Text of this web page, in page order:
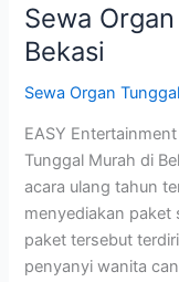
Sewa
Bekasi
Sewa Organ
EASY
Tunggal Murah di
acara ulang tahun
menyediakan paket
paket tersebut
penyanyi wanita
Tunggal
Murah
Bekasi